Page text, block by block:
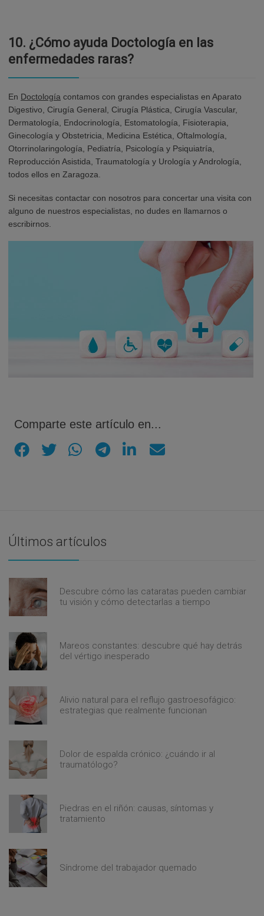
10. ¿Cómo ayuda Doctología en las
enfermedades raras?
En Doctología contamos con grandes especialistas en Aparato
Digestivo, Cirugía General, Cirugía Plástica, Cirugía Vascular,
Dermatología, Endocrinología, Estomatología, Fisioterapia,
Ginecología y Obstetricia, Medicina Estética, Oftalmología,
Otorrinolaringología, Pediatría, Psicología y Psiquiatría,
Reproducción Asistida, Traumatología y Urología y Andrología,
todos ellos en Zaragoza.
Si necesitas contactar con nosotros para concertar una visita con
alguno de nuestros especialistas, no dudes en llamarnos o
escribirnos.
Comparte este artículo en...
Últimos artículos
Descubre cómo las cataratas pueden cambiar
tu visión y cómo detectarlas a tiempo
Mareos constantes: descubre qué hay detrás
del vértigo inesperado
Alivio natural para el reflujo gastroesofágico:
estrategias que realmente funcionan
Dolor de espalda crónico: ¿cuándo ir al
traumatólogo?
Piedras en el riñón: causas, síntomas y
tratamiento
Síndrome del trabajador quemado